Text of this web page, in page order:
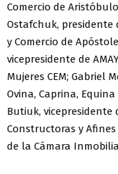
Comercio de Aristóbulo
Ostafchuk, presidente
y Comercio de
vicepresidente de
Mujeres CEM; Gabriel
Ovina, Caprina,
Butiuk, vicepresidente
Constructoras y Afines
de la Cámara